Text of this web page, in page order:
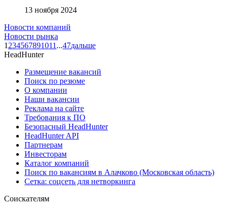
13 ноября 2024
Новости компаний
Новости рынка
1 234567891011 ...47дальше
HeadHunter
Размещение вакансий
Поиск по резюме
О компании
Наши вакансии
Реклама на сайте
Требования к ПО
Безопасный HeadHunter
HeadHunter API
Партнерам
Инвесторам
Каталог компаний
Поиск по вакансиям в Алачково (Московская область)
Сетка: соцсеть для нетворкинга
Соискателям